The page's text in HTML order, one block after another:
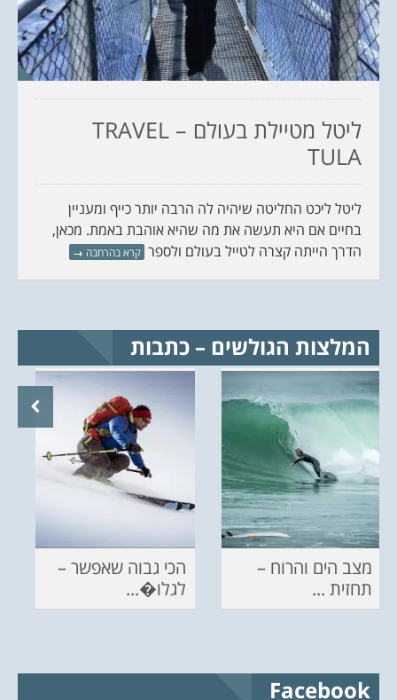
ליטל מטיילת בעולם – TRAVEL
TULA
ליטל ליכט החליטה שיהיה לה הרבה יותר כייף ומעניין
בחיים אם היא תעשה את מה שהיא אוהבת באמת. מכאן,
הדרך הייתה קצרה לטייל בעולם ולספר קרא בהרחבה →
המלצות הגולשים – כתבות
מצב הים והרוח –
תחזית ...
הכי גבוה שאפשר –
לגלו�...
Facebook